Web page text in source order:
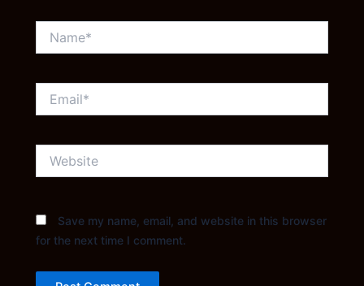
Save my name, email, and website in this browser
for the next time I comment.